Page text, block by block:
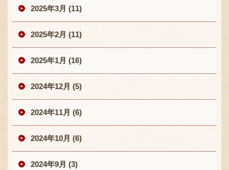
2025年3月 (11)
2025年2月 (11)
2025年1月 (16)
2024年12月 (5)
2024年11月 (6)
2024年10月 (6)
2024年9月 (3)